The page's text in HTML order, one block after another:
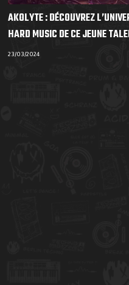
AKOLYTE : DÉCOUVREZ
HARD MUSIC DE CE JEUNE
23/03/2024